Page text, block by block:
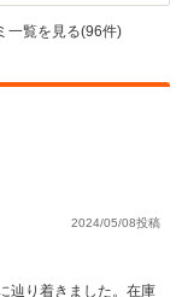
覧を見る(96件)
2024/05/08投稿
辿り着きました。在庫